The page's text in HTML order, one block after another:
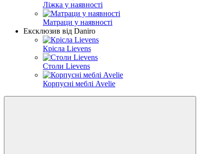
Ліжка у наявності
Матраци у наявності
Ексклюзив від Daniro
Крісла Lievens
Столи Lievens
Корпусні меблі Avelie